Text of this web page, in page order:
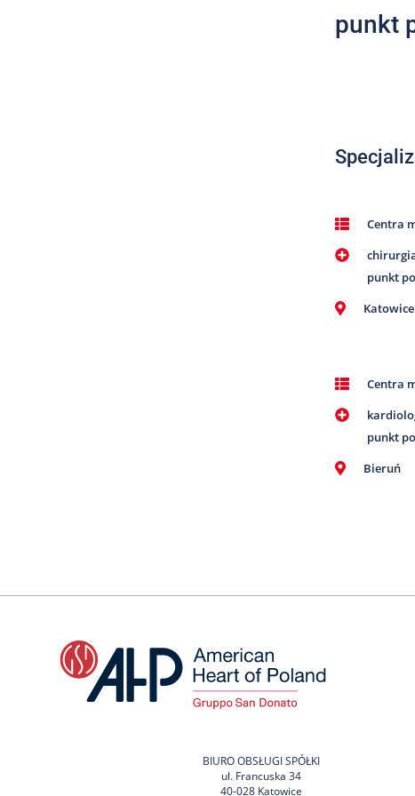
punkt
Centra
punkt
Katowice
Centra
punkt
Bieruń
BIURO OBSŁUGI SPÓŁKI
ul. Francuska 34
40-028 Katowice